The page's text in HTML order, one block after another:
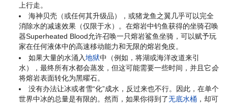
上行走。
海神贝壳（或任何其升级品），或猪龙鱼之翼几乎可以完全
消除水的减速效果（仅限于水）。在熔岩中钓鱼获得的坐骑召唤
器Superheated Blood允许召唤一只熔岩鲨鱼坐骑，可以赋予玩
家在任何液体中的高速移动能力和无限的熔岩免疫。
如果大量的水涌入地狱中（例如，将湖或海洋改道来引
水），最终所有水都会蒸发，但这可能需要一些时间，并且它会
将熔岩表面转化为黑曜石。
没有办法让冰或者雪“化”成水，反过来也不行。因此，在单个
世界中冰的总量是有限的。然而，如果你得到了无底水桶 ，却可